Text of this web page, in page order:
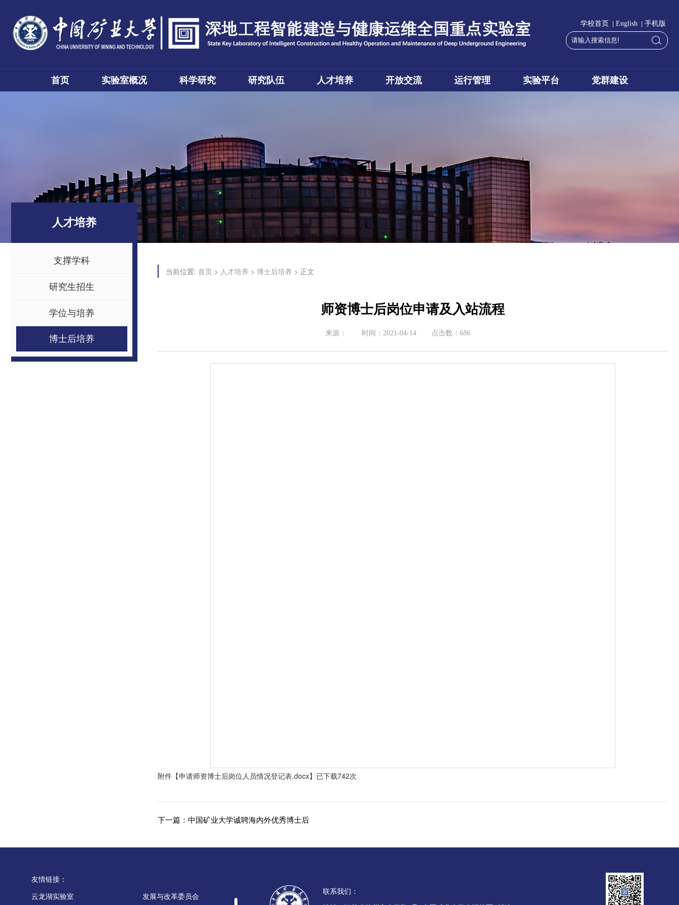
学校首页 | English | 手机版
首页 实验室概况 科学研究 研究队伍 人才培养 开放交流 运行管理 实验平台 党群建设
人才培养
支撑学科
研究生招生
学位与培养
博士后培养
当前位置: 首页 > 人才培养 > 博士后培养 > 正文
师资博士后岗位申请及入站流程
来源： 时间： 2021-04-14 点击数： 686
附件【申请师资博士后岗位人员情况登记表.docx】已下载742次
下一篇： 中国矿业大学诚聘海内外优秀博士后
友情链接：
云龙湖实验室 发展与改革委员会
联系我们：